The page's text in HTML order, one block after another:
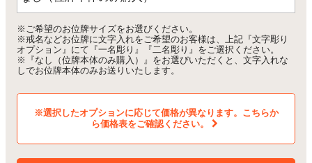
※ご希望のお位牌サイズをお選びください。
※戒名などお位牌に文字入れをご希望のお客様は、上記『文字彫り
オプション』にて『一名彫り』『二名彫り』をご選択ください。
※『なし（位牌本体のみ購入）』をお選びいただくと、文字入れな
しでお位牌本体のみお送りいたします。
※選択したオプションに応じて価格が異なります。こちらか
ら価格表をご確認ください。